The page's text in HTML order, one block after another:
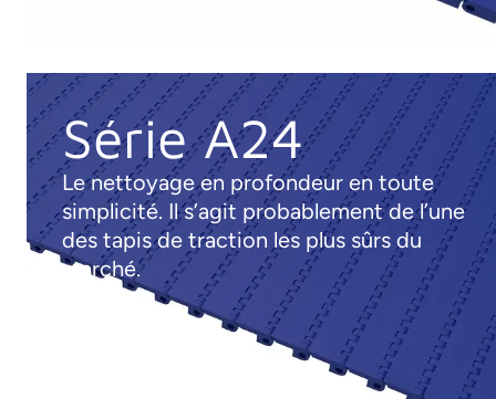
Série A24
Le nettoyage en profondeur en toute
simplicité. Il s’agit probablement de l’une
des tapis de traction les plus sûrs du
marché.